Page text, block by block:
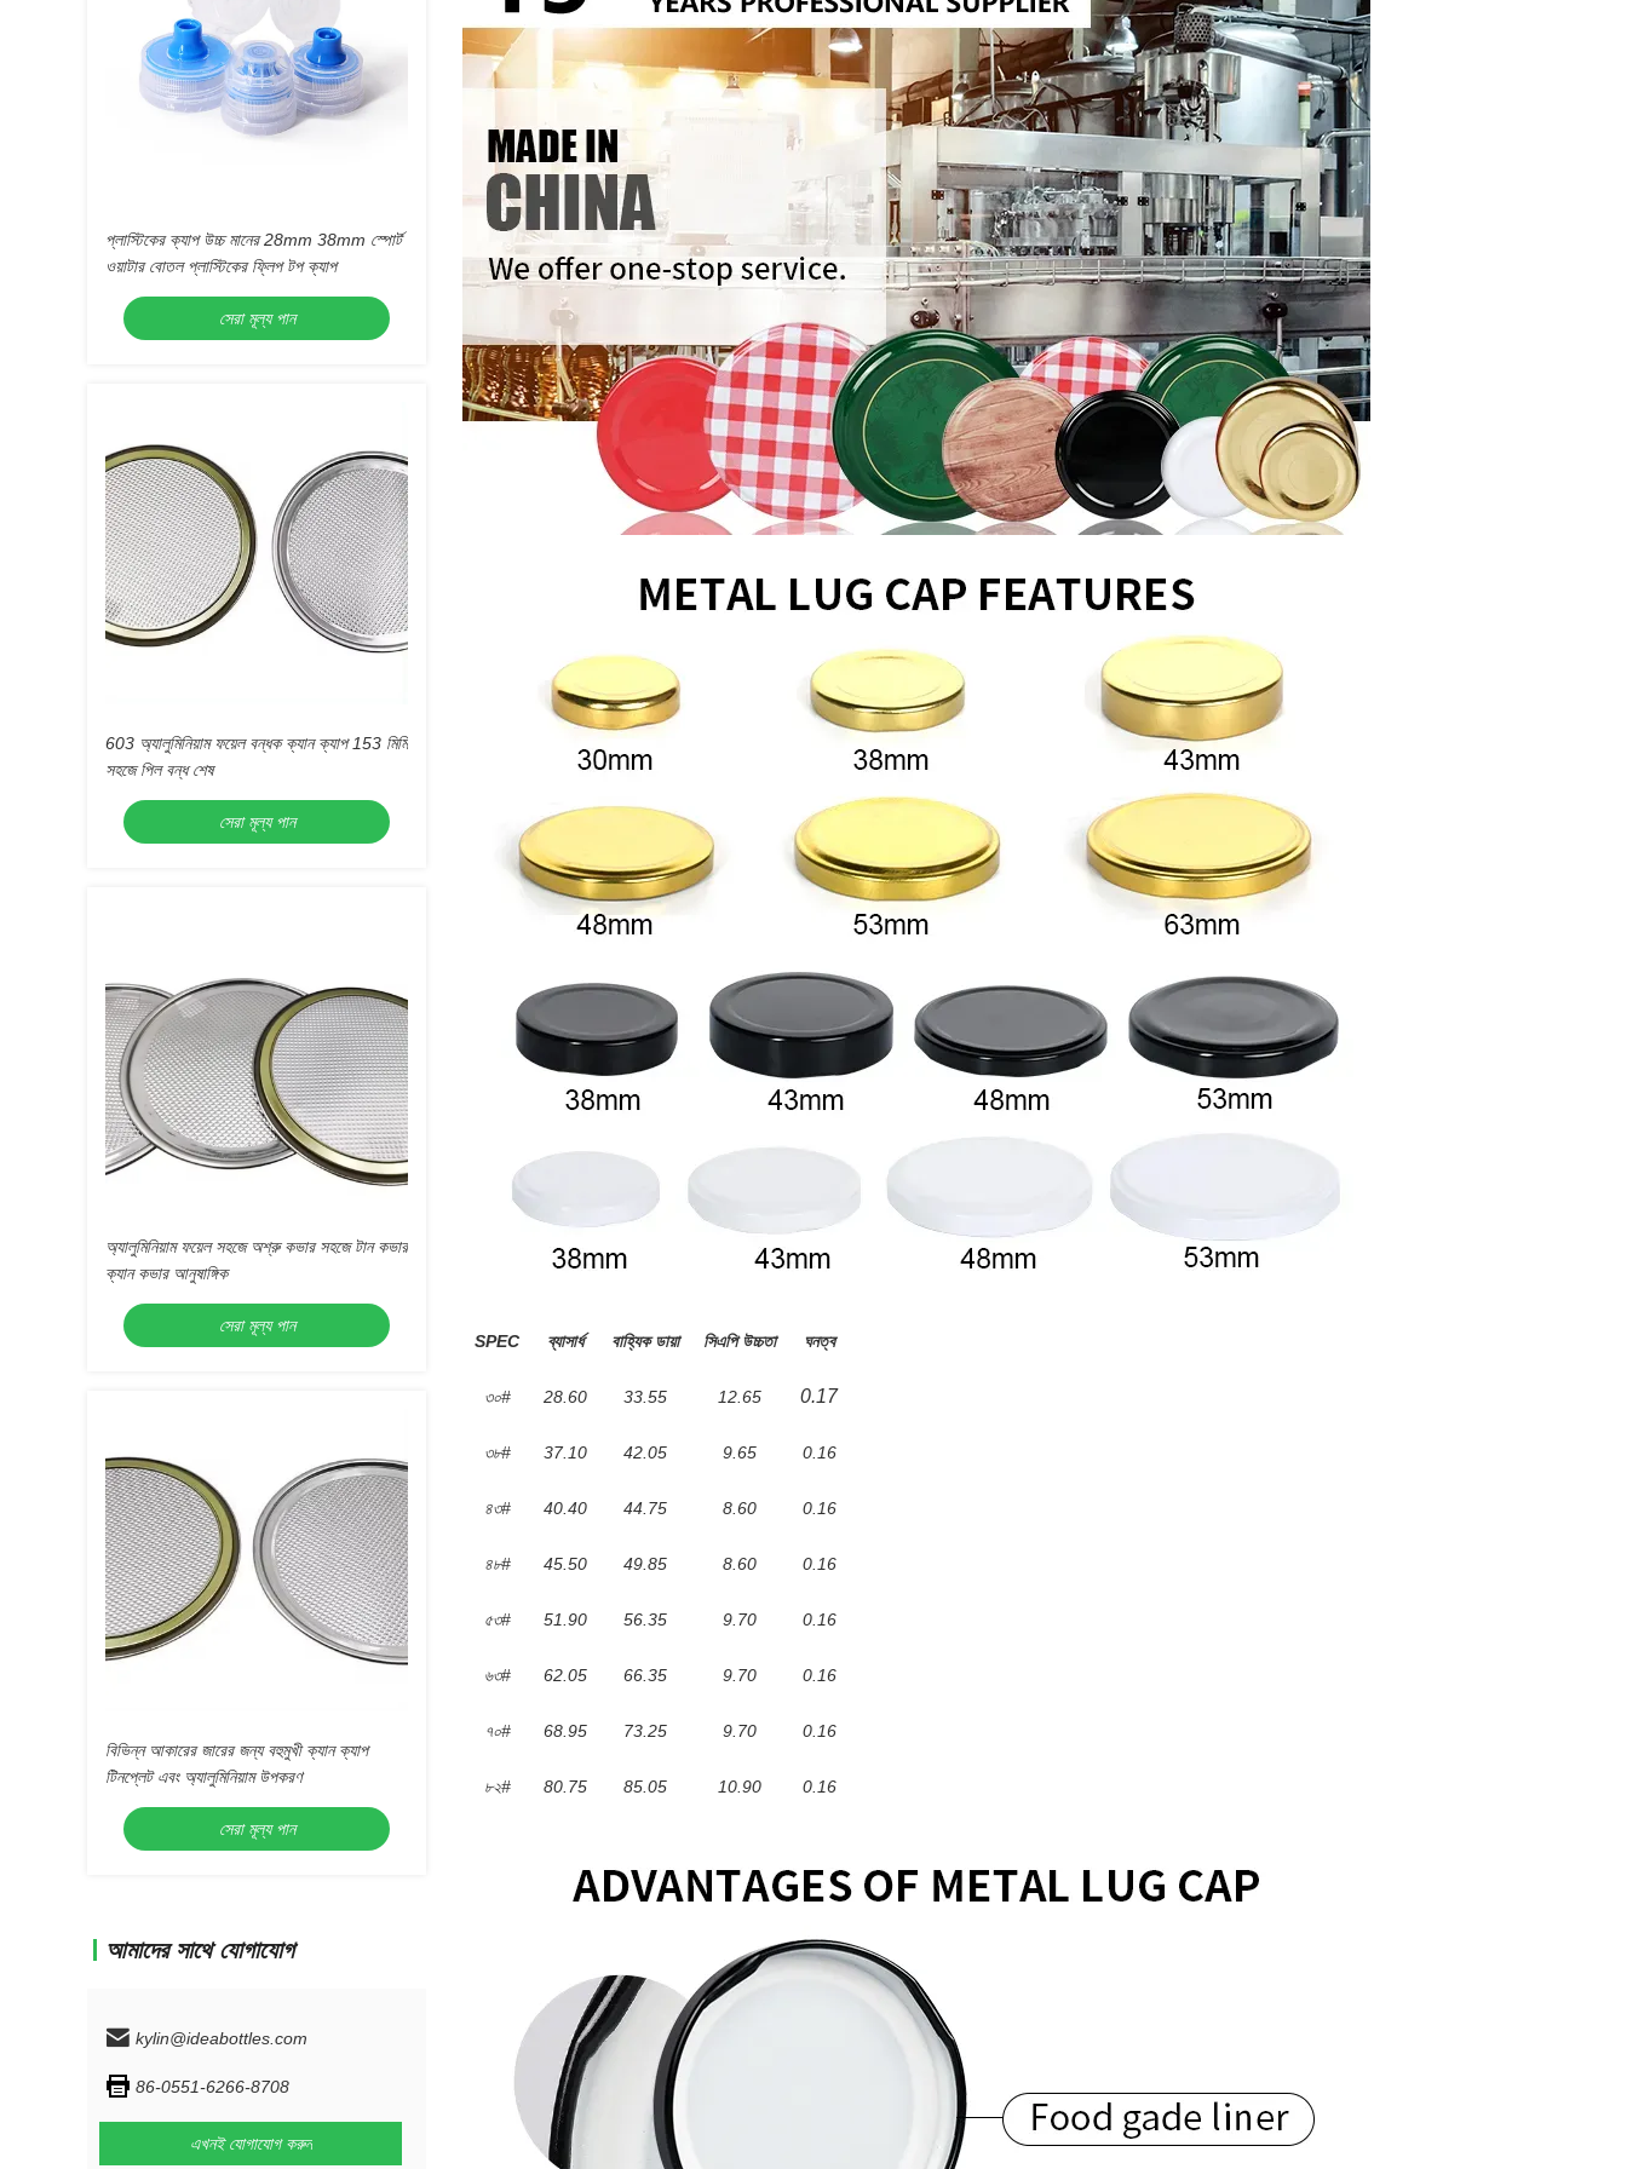
প্লাস্টিকের ক্যাপ উচ্চ মানের 28mm 38mm স্পোর্ট
ওয়াটার বোতল প্লাস্টিকের ফ্লিপ টপ ক্যাপ
সেরা মূল্য পান
603 অ্যালুমিনিয়াম ফয়েল বন্ধক ক্যান ক্যাপ 153 মিমি
সহজে পিল বন্ধ শেষ
সেরা মূল্য পান
অ্যালুমিনিয়াম ফয়েল সহজে অশ্রু কভার সহজে টান কভার
ক্যান কভার আনুষাঙ্গিক
সেরা মূল্য পান
বিভিন্ন আকারের জারের জন্য বহুমুখী ক্যান ক্যাপ
টিনপ্লেট এবং অ্যালুমিনিয়াম উপকরণ
সেরা মূল্য পান
আমাদের সাথে যোগাযোগ
kylin@ideabottles.com
86-0551-6266-8708
এখনই যোগাযোগ করুন
SPEC ব্যাসার্ধ বাহ্যিক ডায়া সিএপি উচ্চতা ঘনত্ব
৩০# 28.60 33.55 12.65 0.17
৩৮# 37.10 42.05 9.65 0.16
৪৩# 40.40 44.75 8.60 0.16
৪৮# 45.50 49.85 8.60 0.16
৫৩# 51.90 56.35 9.70 0.16
৬৩# 62.05 66.35 9.70 0.16
৭০# 68.95 73.25 9.70 0.16
৮২# 80.75 85.05 10.90 0.16